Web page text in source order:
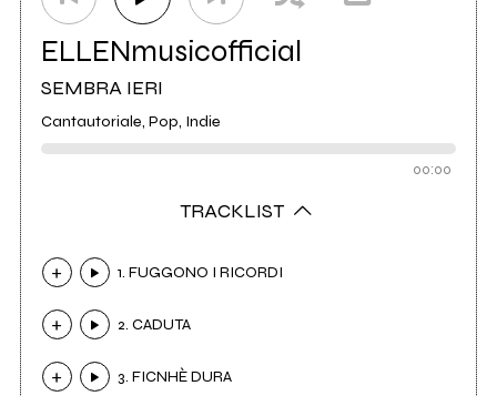
ELLENmusicofficial
SEMBRA IERI
Cantautoriale, Pop, Indie
00:00
TRACKLIST
1. FUGGONO I RICORDI
2. CADUTA
3. FICNHÈ DURA